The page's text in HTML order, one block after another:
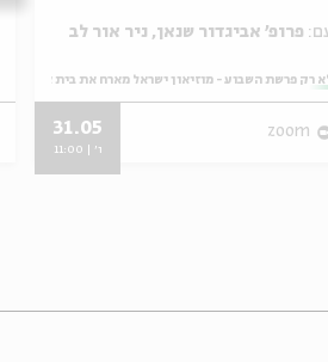
רק פרשת השבוע - מוזיאון ישראל מארח את בית אבי חי
zoom
31.05
ו' | 11:00